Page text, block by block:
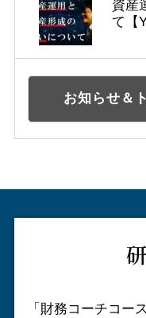
資産
て【
お知らせ＆
「財務コーチコー